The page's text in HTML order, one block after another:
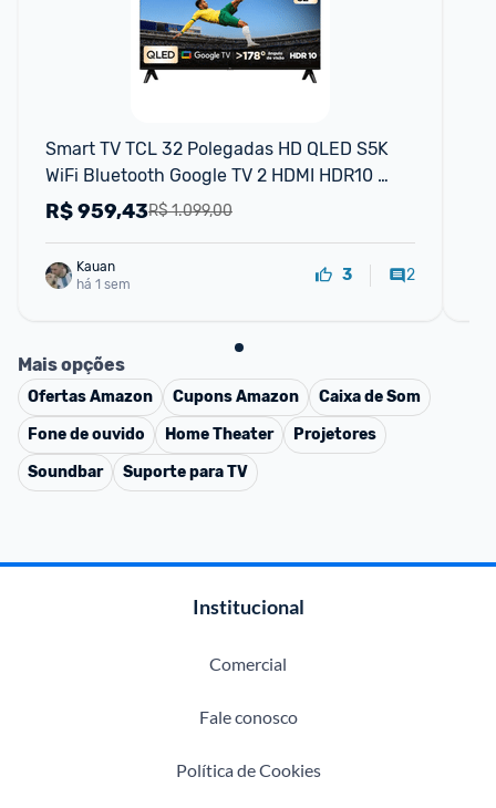
Smart TV TCL 32 Polegadas HD QLED S5K
WiFi Bluetooth Google TV 2 HDMI HDR10
Dolby Audio 32S5K
R$ 1.099,00
R$959,43
Kauan
há 1 sem
3 2
Mais opções
OfertasAmazon CuponsAmazon
Caixa de Som
Fone de ouvido
Home Theater
Projetores
Soundbar
Suporte para TV
Institucional
Comercial
Fale conosco
Política de Cookies